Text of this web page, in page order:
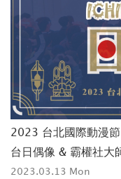
2023 台北國際動漫
台日偶像 & 霸權社大
2023.03.13 Mon